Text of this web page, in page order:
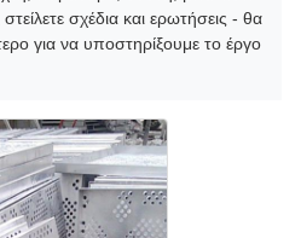
σχέδια και ερωτήσεις - θα
για να υποστηρίξουμε το έργο